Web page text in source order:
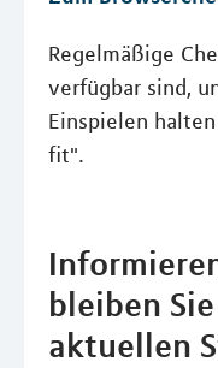
Regelmäßige
verfügbar sind,
Einspielen
fit".
bleiben
aktuellen